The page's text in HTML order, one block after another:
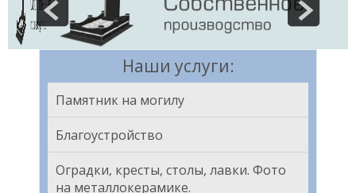
Наши услуги:
Памятник на могилу
Благоустройство
Оградки, кресты, столы, лавки. Фото
на металлокерамике.